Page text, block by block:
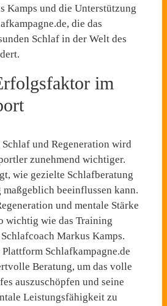
Kamps und die Unterstützung
die das
Schlaf in der Welt des
im
und Regeneration wird
zunehmend wichtiger.
wie gezielte Schlafberatung
beeinflussen kann.
und mentale Stärke
wichtig wie das Training
Markus Kamps.
Schlafkampagne.de
Beratung, um das volle
auszuschöpfen und seine
Leistungsfähigkeit zu